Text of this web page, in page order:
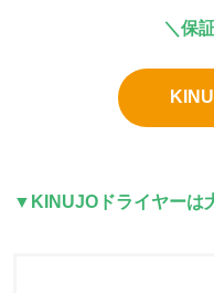
＼保
▼ KINUJOドライヤーは